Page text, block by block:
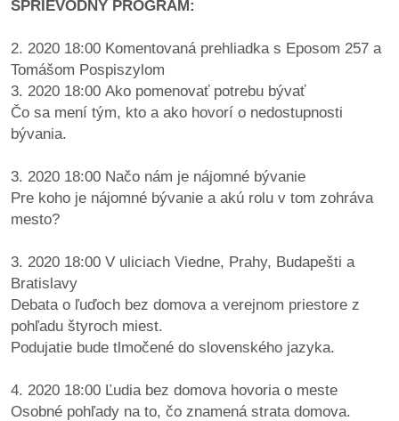
SPRIEVODNÝ PROGRAM:
2. 2020 18:00 Komentovaná prehliadka s Eposom 257 a
Tomášom Pospiszylom
3. 2020 18:00 Ako pomenovať potrebu bývať
Čo sa mení tým, kto a ako hovorí o nedostupnosti
bývania.
3. 2020 18:00 Načo nám je nájomné bývanie
Pre koho je nájomné bývanie a akú rolu v tom zohráva
mesto?
3. 2020 18:00 V uliciach Viedne, Prahy, Budapešti a
Bratislavy
Debata o ľuďoch bez domova a verejnom priestore z
pohľadu štyroch miest.
Podujatie bude tlmočené do slovenského jazyka.
4. 2020 18:00 Ľudia bez domova hovoria o meste
Osobné pohľady na to, čo znamená strata domova.